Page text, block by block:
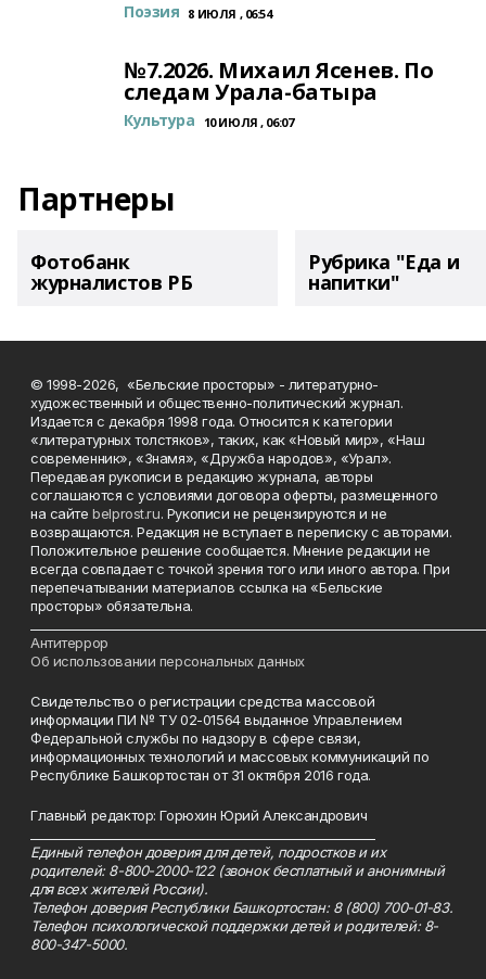
Поэзия 8 ИЮЛЯ , 06:54
№7.2026. Михаил Ясенев. По
следам Урала-батыра
Культура 10 ИЮЛЯ , 06:07
Партнеры
Фотобанк
журналистов РБ
Рубрика "Еда и
напитки"
© 1998-2026, «Бельские просторы» - литературно-
художественный и общественно-политический журнал.
Издается с декабря 1998 года. Относится к категории
«литературных толстяков», таких, как «Новый мир», «Наш
современник», «Знамя», «Дружба народов», «Урал».
Передавая рукописи в редакцию журнала, авторы
соглашаются с условиями договора оферты, размещенного
на сайтеbelprost.ru. Рукописи не рецензируются и не
возвращаются. Редакция не вступает в переписку с авторами.
Положительное решение сообщается. Мнение редакции не
всегда совпадает с точкой зрения того или иного автора. При
перепечатывании материалов ссылка на «Бельские
просторы» обязательна.
Антитеррор
Об использовании персональных данных
Свидетельство о регистрации средства массовой
информации ПИ № ТУ 02-01564 выданное Управлением
Федеральной службы по надзору в сфере связи,
информационных технологий и массовых коммуникаций по
Республике Башкортостан от 31 октября 2016 года.
Главный редактор: Горюхин Юрий Александрович
Единый телефон доверия для детей, подростков и их
родителей: 8-800-2000-122 (звонок бесплатный и анонимный
для всех жителей России).
Телефон доверия Республики Башкортостан: 8 (800) 700-01-83.
Телефон психологической поддержки детей и родителей: 8-
800-347-5000.